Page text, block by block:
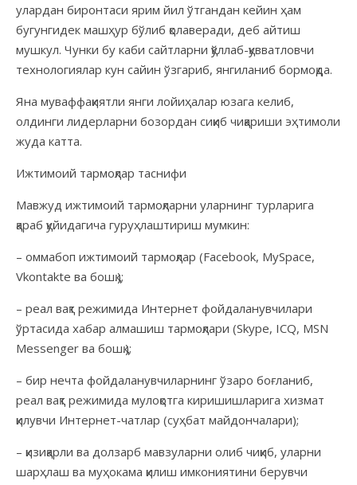
улардан биронтаси ярим йил ўтгандан кейин ҳам
бугунгидек машҳур бўлиб қолаверади, деб айтиш
мушкул. Чунки бу каби сайтларни қўллаб-қувватловчи
технологиялар кун сайин ўзгариб, янгиланиб бормоқда.
Яна муваффақиятли янги лойиҳалар юзага келиб,
олдинги лидерларни бозордан сиқиб чиқариши эҳтимоли
жуда катта.
Ижтимоий тармоқлар таснифи
Мавжуд ижтимоий тармоқларни уларнинг турларига
қараб қуйидагича гуруҳлаштириш мумкин:
– оммабоп ижтимоий тармоқлар (Facebook, MySpace,
Vkontakte ва бошқ.);
– реал вақт режимида Интернет фойдаланувчилари
ўртасида хабар алмашиш тармоқлари (Skype, ICQ, MSN
Messenger ва бошқ.);
– бир нечта фойдаланувчиларнинг ўзаро боғланиб,
реал вақт режимида мулоқотга киришишларига хизмат
қилувчи Интернет-чатлар (суҳбат майдончалари);
– қизиқарли ва долзарб мавзуларни олиб чиқиб, уларни
шарҳлаш ва муҳокама қилиш имкониятини берувчи